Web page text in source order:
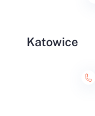
Katowice